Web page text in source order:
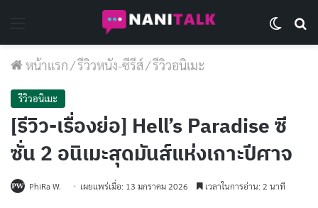
หน้าแรก/รีวิวหนัง-ซีรีส์/รีวิวอนิเมะ
รีวิวอนิเมะ
[รีวิว-เรื่องย่อ] Hell’s Paradise ซี
ซั่น 2 อนิเมะสุดมันส์แห่งเกาะปีศาจ
PhiRa W. เผยแพร่เมื่อ: 13 มกราคม 2026 เวลาในการอ่าน: 2 นาที